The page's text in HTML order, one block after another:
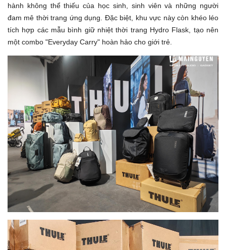
hành không thể thiếu của học sinh, sinh viên và những người
đam mê thời trang ứng dụng. Đặc biệt, khu vực này còn khéo léo
tích hợp các mẫu bình giữ nhiệt thời trang Hydro Flask, tạo nên
một combo "Everyday Carry" hoàn hảo cho giới trẻ.